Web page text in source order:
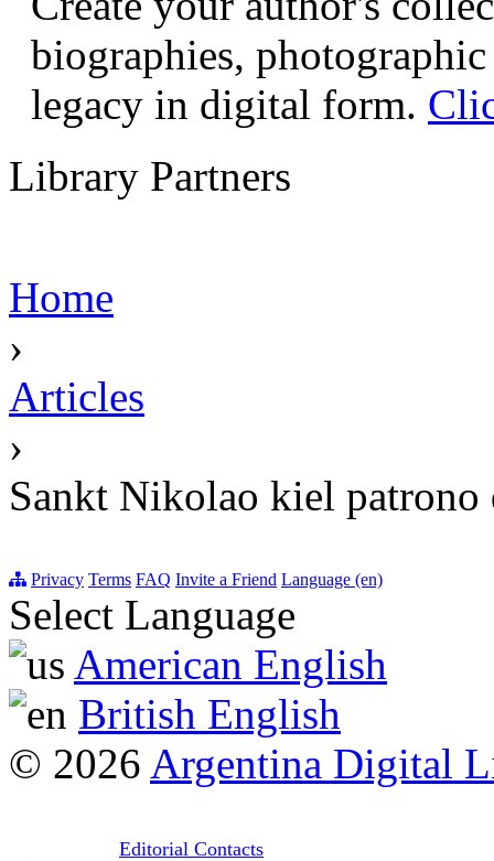
biographies,
legacy in digital form.
Library Partners
Home
›
Articles
›
Sankt Nikolao kiel
Privacy Terms FAQ Invite a Friend Language (en)
Select Language
American English
British English
© 2026 Argentina Digital
Editorial Contacts